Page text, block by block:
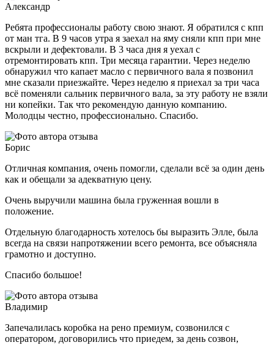
Александр
Ребята профессионалы работу свою знают. Я обратился с кпп
от ман тга. В 9 часов утра я заехал на яму сняли кпп при мне
вскрыли и дефектовали. В 3 часа дня я уехал с
отремонтировать кпп. Три месяца гарантии. Через неделю
обнаружил что капает масло с первичного вала я позвонил
мне сказали приезжайте. Через неделю я приехал за три часа
всё поменяли сальник первичного вала, за эту работу не взяли
ни копейки. Так что рекомендую данную компанию.
Молодцы честно, профессионально. Спасибо.
Борис
Отличная компания, очень помогли, сделали всё за один день
как и обещали за адекватную цену.
Очень выручили машина была груженная вошли в
положение.
Отдельную благодарность хотелось бы выразить Элле, была
всегда на связи напротяжении всего ремонта, все объясняла
грамотно и доступно.
Спасибо большое!
Владимир
Запечалилась коробка на рено премиум, созвонился с
оператором, договорились что приедем, за день созвон,